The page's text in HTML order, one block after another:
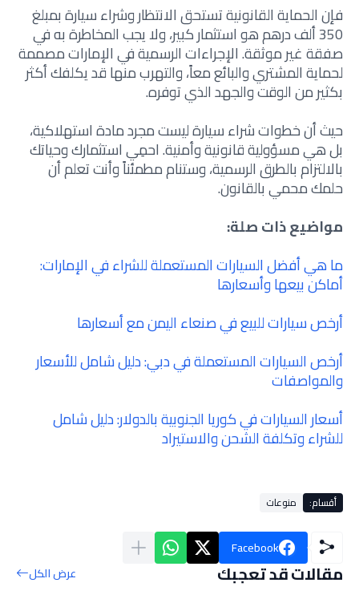
فإن الحماية القانونية تستحق الانتظار وشراء سيارة بمبلغ
350 ألف درهم هو استثمار كبير، ولا يجب المخاطرة به في
صفقة غير موثقة. الإجراءات الرسمية في الإمارات مصممة
لحماية المشتري والبائع معاً، والتهرب منها قد يكلفك أكثر
بكثير من الوقت والجهد الذي توفره.
حيث أن خطوات شراء سيارة ليست مجرد مادة استهلاكية،
بل هي مسؤولية قانونية وأمنية. احمِي استثمارك وحياتك
بالالتزام بالطرق الرسمية، وستنام مطمئناً وأنت تعلم أن
حلمك محمي بالقانون.
مواضيع ذات صلة:
ما هي أفضل السيارات المستعملة للشراء في الإمارات:
أماكن بيعها وأسعارها
أرخص سيارات للبيع في صنعاء اليمن مع أسعارها
أرخص السيارات المستعملة في دبي: دليل شامل للأسعار
والمواصفات
أسعار السيارات في كوريا الجنوبية بالدولار: دليل شامل
للشراء وتكلفة الشحن والاستيراد
أقسام: منوعات
Facebook
مقالات قد تعجبك عرض الكل